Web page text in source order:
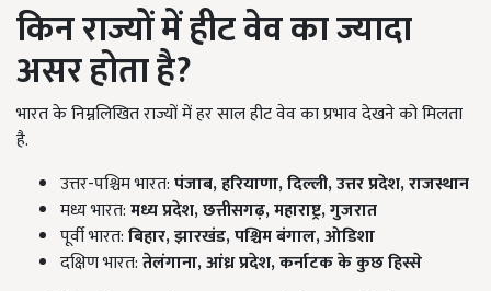
किन राज्यों में हीट वेव का ज्यादा
असर होता है?
भारत के निम्नलिखित राज्यों में हर साल हीट वेव का प्रभाव देखने को मिलता
है.
उत्तर-पश्चिम भारत:पंजाब,हरियाणा,दिल्ली,उत्तर प्रदेश,राजस्थान
मध्य भारत:मध्य प्रदेश,छत्तीसगढ़,महाराष्ट्र,गुजरात
पूर्वी भारत:बिहार,झारखंड,पश्चिम बंगाल,ओडिशा
दक्षिण भारत:तेलंगाना,आंध्र प्रदेश,कर्नाटक के कुछ हिस्से